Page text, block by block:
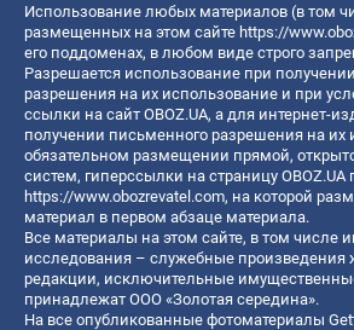
Использование любых материалов (в том
размещенных на этом сайте https://
его поддоменах, в любом виде строго
Разрешается использование при
разрешения на их использование и при
ссылки на сайт OBOZ.UA, а для интернет-
получении письменного разрешения на их
обязательном размещении прямой,
систем, гиперссылки на страницу OBOZ.UA
https://www.obozrevatel.com, на которой
материал в первом абзаце материала.
Все материалы на этом сайте, в том числе
исследования – служебные произведения
редакции, исключительные
принадлежат ООО «Золотая середина».
На все опубликованные фотоматериалы